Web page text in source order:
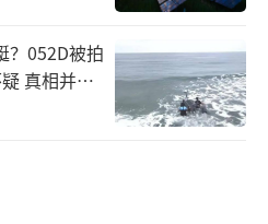
？052D被拍
真相并非